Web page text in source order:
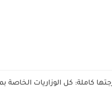
كاملة: كل الوزاريات الخاصة